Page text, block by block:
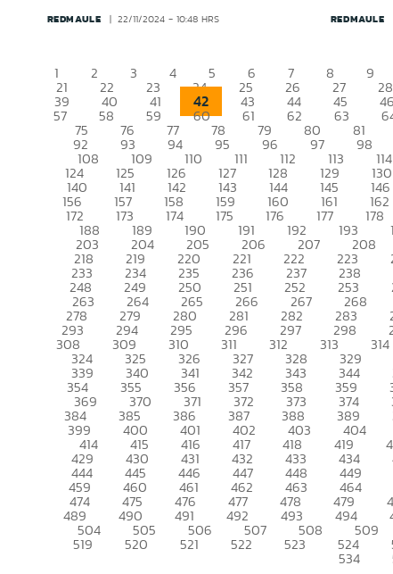
REDMAULE 22/11/2024 - 10:48 HRS REDMAULE
1 2 3 4 5 6 7 8 9
21 22 23 24 25 26 27 28
39 40 41 42 43 44 45 46
57 58 59 60 61 62 63
75 76 77 78 79 80 81
92 93 94 95 96 97 98
108 109 110 111 112 113 114
124 125 126 127 128 129 130
140 141 142 143 144 145 146
156 157 158 159 160 161 162
172 173 174 175 176 177 178
188 189 190 191 192 193
203 204 205 206 207 208
218 219 220 221 222 223
233 234 235 236 237 238
248 249 250 251 252 253
263 264 265 266 267 268
278 279 280 281 282 283
293 294 295 296 297 298
308 309 310 311 312 313 314
324 325 326 327 328 329
339 340 341 342 343 344
354 355 356 357 358 359
369 370 371 372 373 374
384 385 386 387 388 389
399 400 401 402 403 404
414 415 416 417 418 419
429 430 431 432 433 434
444 445 446 447 448 449
459 460 461 462 463 464
474 475 476 477 478 479
489 490 491 492 493 494
504 505 506 507 508 509
519 520 521 522 523 524
534